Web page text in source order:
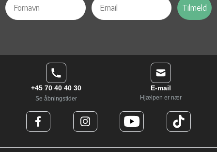
Tilmeld
+45 70 40 40 30
Se åbningstider
E-mail
Hjælpen er nær